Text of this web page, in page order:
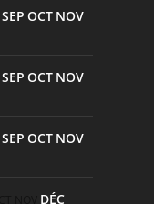
SEP OCT NOV
SEP OCT NOV
SEP OCT NOV
DÉC